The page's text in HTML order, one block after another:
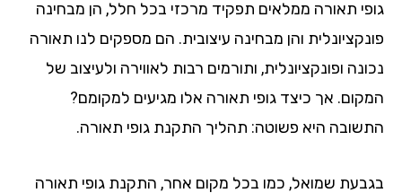
תאורה ממלאים תפקיד מרכזי בכל חלל, הן מבחינה
והן מבחינה עיצובית. הם מספקים לנו תאורה
ופונקציונלית, ותורמים רבות לאווירה ולעיצוב של
אך כיצד גופי תאורה אלו מגיעים למקומם?
היא פשוטה: תהליך התקנת גופי תאורה.
שמואל, כמו בכל מקום אחר, התקנת גופי תאורה